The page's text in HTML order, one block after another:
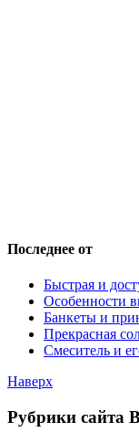
Последнее от
Быстрая и
Особенности
Банкеты и
Прекрасная
Смеситель и
Наверх
Рубрики сайта